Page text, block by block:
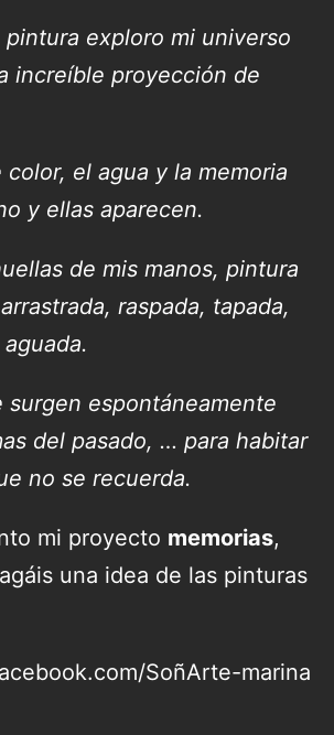
exploro mi universo
increíble proyección de
color, el agua y la memoria
y ellas aparecen.
de mis manos, pintura
raspada, tapada,
surgen espontáneamente
del pasado, … para habitar
no se recuerda.
mi proyecto memorias,
una idea de las pinturas
SoñArte-marina